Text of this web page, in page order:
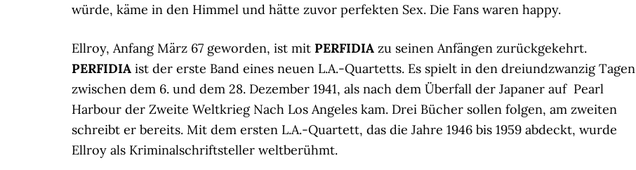
würde, käme in den Himmel und hätte zuvor perfekten Sex. Die Fans waren happy.
Ellroy, Anfang März 67 geworden, ist mit PERFIDIA zu seinen Anfängen zurückgekehrt.
PERFIDIA ist der erste Band eines neuen L.A.-Quartetts. Es spielt in den dreiundzwanzig Tagen
zwischen dem 6. und dem 28. Dezember 1941, als nach dem Überfall der Japaner auf Pearl
Harbour der Zweite Weltkrieg Nach Los Angeles kam. Drei Bücher sollen folgen, am zweiten
schreibt er bereits. Mit dem ersten L.A.-Quartett, das die Jahre 1946 bis 1959 abdeckt, wurde
Ellroy als Kriminalschriftsteller weltberühmt.